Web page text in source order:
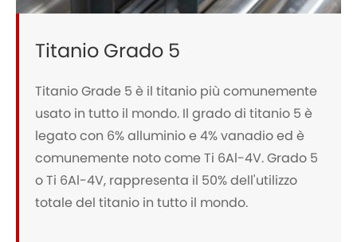
Titanio Grado 5
Titanio Grade 5 è il titanio più comunemente
usato in tutto il mondo. Il grado di titanio 5 è
legato con 6% alluminio e 4% vanadio ed è
comunemente noto come Ti 6Al-4V. Grado 5
o Ti 6Al-4V, rappresenta il 50% dell'utilizzo
totale del titanio in tutto il mondo.